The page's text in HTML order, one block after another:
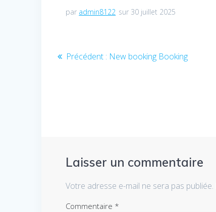
par admin8122 sur 30 juillet 2025
Navigation
Précédent : Article
New booking Booking
Laisser un commentaire
Votre adresse e-mail ne sera pas publiée.
Commentaire *